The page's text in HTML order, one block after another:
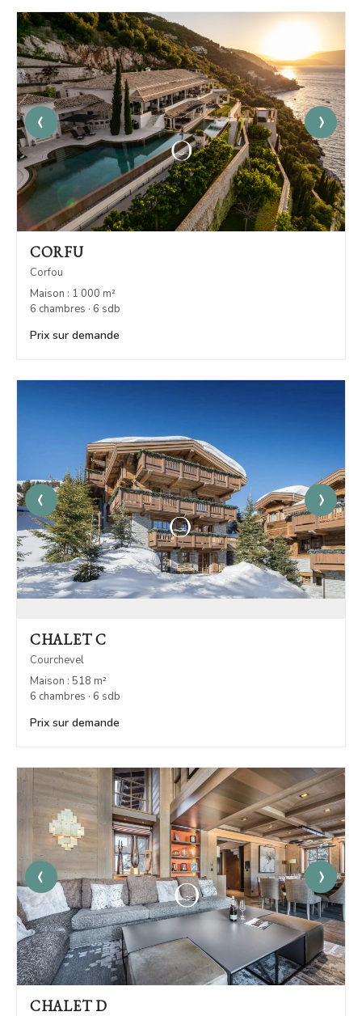
‹ ›
CORFU
Corfou
Maison : 1 000 m²
6 chambres · 6 sdb
Prix sur demande
‹ ›
CHALET C
Courchevel
Maison : 518 m²
6 chambres · 6 sdb
Prix sur demande
‹ ›
CHALET D